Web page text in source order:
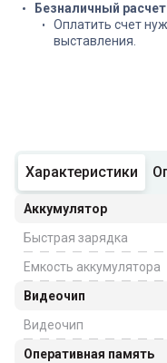
Безналичный расчет
Оплатить счет
выставления.
Характеристики
Аккумулятор
Быстрая зарядка
Емкость аккумулятора
Видеочип
Видеочип
Оперативная память